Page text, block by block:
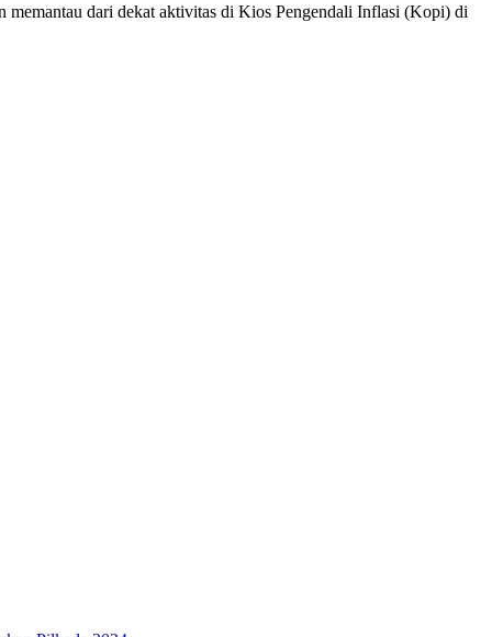
memantau dari dekat aktivitas di Kios Pengendali Inflasi (Kopi) di